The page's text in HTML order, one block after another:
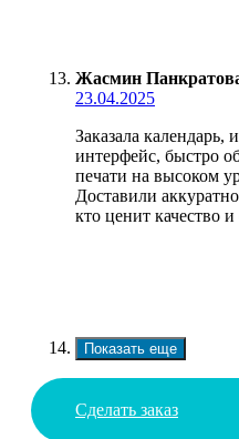
Жасмин
23.04.2025
Заказала календарь,
интерфейс, быстро
печати на высоком
Доставили
кто ценит качество и
Показать еще
Сделать заказ